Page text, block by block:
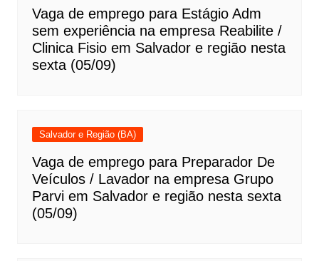
Vaga de emprego para Estágio Adm
sem experiência na empresa Reabilite /
Clinica Fisio em Salvador e região nesta
sexta (05/09)
Salvador e Região (BA)
Vaga de emprego para Preparador De
Veículos / Lavador na empresa Grupo
Parvi em Salvador e região nesta sexta
(05/09)